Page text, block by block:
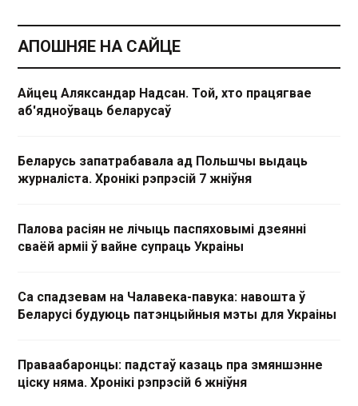
АПОШНЯЕ НА САЙЦЕ
Айцец Аляксандар Надсан. Той, хто працягвае
аб'ядноўваць беларусаў
Беларусь запатрабавала ад Польшчы выдаць
журналіста. Хронікі рэпрэсій 7 жніўня
Палова расіян не лічыць паспяховымі дзеянні
сваёй арміі ў вайне супраць Украіны
Са спадзевам на Чалавека-павука: навошта ў
Беларусі будуюць патэнцыйныя мэты для Украіны
Праваабаронцы: падстаў казаць пра змяншэнне
ціску няма. Хронікі рэпрэсій 6 жніўня